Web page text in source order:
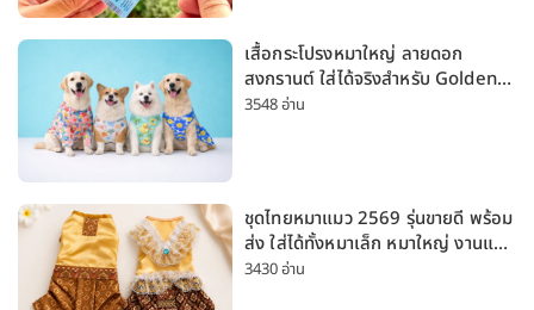
เสื้อกระโปรงหมาใหญ่ ลายดอก
สงกรานต์ ใส่ได้จริงสำหรับ Golden
Husky Labrador [อัปเดต 2026]
3548 อ่าน
ชุดไทยหมาแมว 2569 รุ่นขายดี พร้อม
ส่ง ใส่ได้ทั้งหมาเล็ก หมาใหญ่ งานแต่ง
สงกรานต์ ลอยกระทง
3430 อ่าน